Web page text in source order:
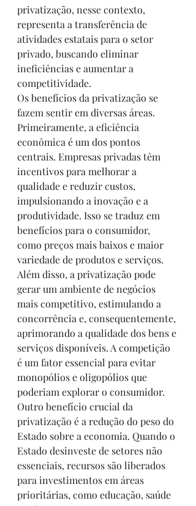
privatização, nesse contexto,
representa a transferência de
atividades estatais para o setor
privado, buscando eliminar
ineficiências e aumentar a
competitividade.
Os benefícios da privatização se
fazem sentir em diversas áreas.
Primeiramente, a eficiência
econômica é um dos pontos
centrais. Empresas privadas têm
incentivos para melhorar a
qualidade e reduzir custos,
impulsionando a inovação e a
produtividade. Isso se traduz em
benefícios para o consumidor,
como preços mais baixos e maior
variedade de produtos e serviços.
Além disso, a privatização pode
gerar um ambiente de negócios
mais competitivo, estimulando a
concorrência e, consequentemente,
aprimorando a qualidade dos bens e
serviços disponíveis. A competição
é um fator essencial para evitar
monopólios e oligopólios que
poderiam explorar o consumidor.
Outro benefício crucial da
privatização é a redução do peso do
Estado sobre a economia. Quando o
Estado desinveste de setores não
essenciais, recursos são liberados
para investimentos em áreas
prioritárias, como educação, saúde